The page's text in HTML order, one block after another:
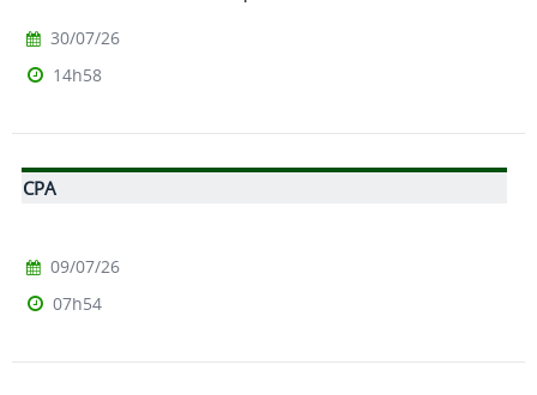
30/07/26
14h58
CPA
09/07/26
07h54